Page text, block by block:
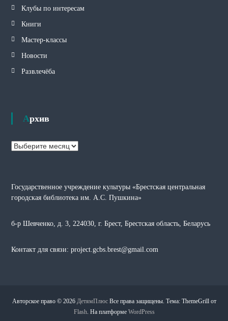
Клубы по интересам
Книги
Мастер-классы
Новости
Развлечёба
Архив
А
в
Государственное учреждение культуры «Брестская центральная
городская библиотека им. А.С. Пушкина»
б-р Шевченко, д. 3, 224030, г. Брест, Брестская область, Беларусь
Контакт для связи: project.gcbs.brest@gmail.com
Авторское право © 2026 ДетямПлюсВсе права защищены. Тема: ThemeGrill от
Flash. На платформе WordPress